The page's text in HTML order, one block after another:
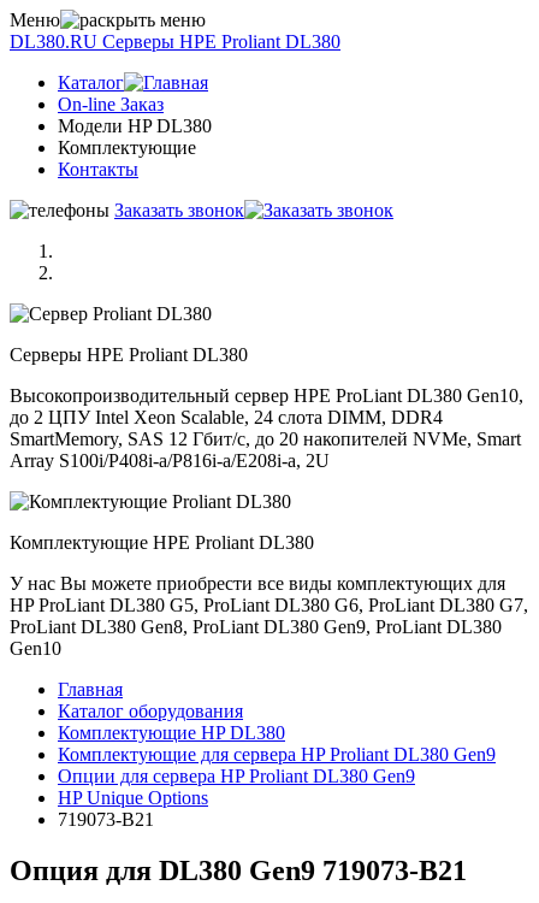
Меню
DL380.RU Серверы НРE Prоliаnt DL380
Каталог
On-line Заказ
Модели HP DL380
Комплектующие
Контакты
Заказать звонок
Серверы НРE Prоliаnt DL380
Высокопроизводительный сервер HPE ProLiant DL380 Gen10,
до 2 ЦПУ Intel Xeon Scalable, 24 слота DIMM, DDR4
SmartMemory, SAS 12 Гбит/с, до 20 накопителей NVMe, Smart
Array S100i/P408i-a/P816i-a/E208i-a, 2U
Комплектующие НРE Prоliаnt DL380
У нас Вы можете приобрести все виды комплектующих для
HP ProLiant DL380 G5, ProLiant DL380 G6, ProLiant DL380 G7,
ProLiant DL380 Gen8, ProLiant DL380 Gen9, ProLiant DL380
Gen10
Главная
Каталог оборудования
Комплектующие HP DL380
Комплектующие для сервера HP Proliant DL380 Gen9
Опции для сервера HP Proliant DL380 Gen9
HP Unique Options
719073-B21
Опция для DL380 Gen9 719073-B21